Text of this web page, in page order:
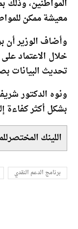
معيشة ممكن
وأضاف الوزير
خلال الاعتماد
تحديث البيانات
ونوه الدكتور
بشكل أكثر كفاءة
اللينك